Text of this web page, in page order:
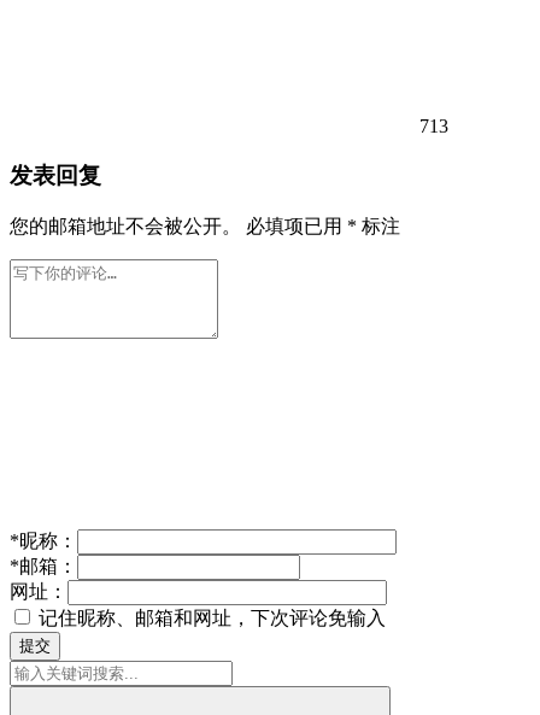
713
发表回复
您的邮箱地址不会被公开。 必填项已用 * 标注
*昵称：
*邮箱：
网址：
记住昵称、邮箱和网址，下次评论免输入
提交